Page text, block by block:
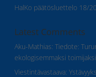
HalKo päätösluettelo 18/
Latest Comments
Aku-Mathias: Tiedote:
ekologisemmaksi toimijaksi
Viestintävastaava: